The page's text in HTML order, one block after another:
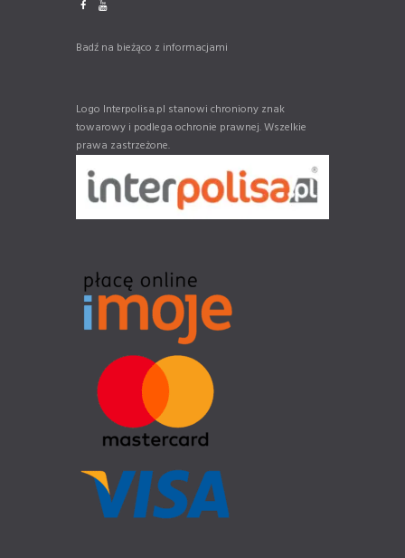
Badź na bieżąco z informacjami
Logo Interpolisa.pl stanowi chroniony znak
towarowy i podlega ochronie prawnej. Wszelkie
prawa zastrzeżone.